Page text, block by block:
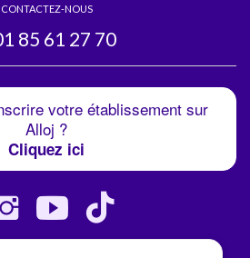
CONTACTEZ-NOUS
85 61 27 70
votre établissement sur
Alloj ?
Cliquez ici